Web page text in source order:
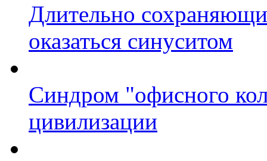
Длительно
оказаться синуситом
Синдром "офисного
цивилизации